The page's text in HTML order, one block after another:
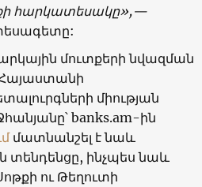
հարկատեսակը»,—
մուտքերի նվազման
միության
banks.am-ին
մատնանշել է նաև
տենդենցը, ինչպես նաև
ու Թեղուտի